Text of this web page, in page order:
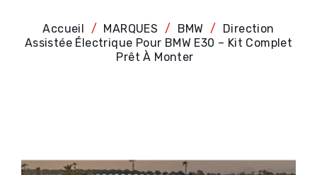
Accueil MARQUES BMW
Direction
Assistée Électrique Pour BMW E30 – Kit Complet
Prêt À Monter